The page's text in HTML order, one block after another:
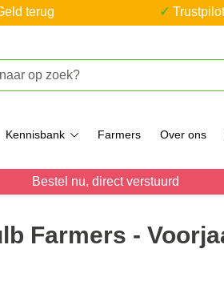
terug ✓
Kennisbank Farmers Over ons
Bestel nu, direct verstuurd
Farmers -